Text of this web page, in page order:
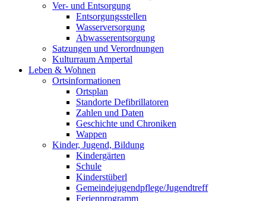
Ver- und Entsorgung
Entsorgungsstellen
Wasserversorgung
Abwasserentsorgung
Satzungen und Verordnungen
Kulturraum Ampertal
Leben & Wohnen
Ortsinformationen
Ortsplan
Standorte Defibrillatoren
Zahlen und Daten
Geschichte und Chroniken
Wappen
Kinder, Jugend, Bildung
Kindergärten
Schule
Kinderstüberl
Gemeindejugendpflege/Jugendtreff
Ferienprogramm